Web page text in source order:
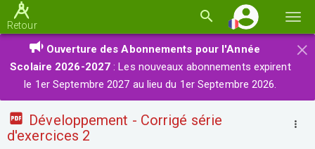
la
Retour
×
Ouverture des Abonnements pour l'Année
Scolaire 2026-2027 : Les nouveaux abonnements expirent
le 1er Septembre 2027 au lieu du 1er Septembre 2026.
Développement - Corrigé série
d'exercices 2